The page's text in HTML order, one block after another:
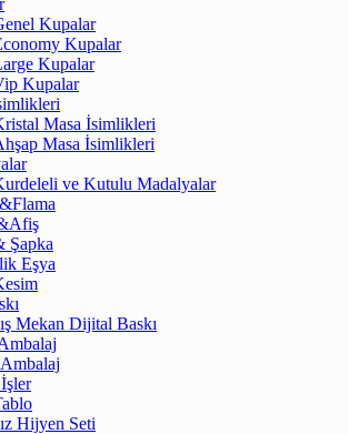
Kupalar
Kupalar
Kupalar
Kupalar
Masa İsimlikleri
Masa İsimlikleri
ve Kutulu Madalyalar
Şapka
Eşya
Mekan Dijital Baskı
Hijyen Seti